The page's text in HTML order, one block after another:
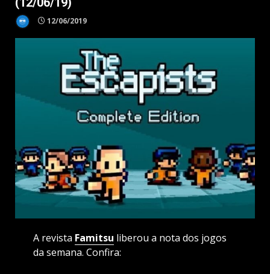
12/06/2019
A revista Famitsu liberou a nota dos jogos
da semana. Confira: